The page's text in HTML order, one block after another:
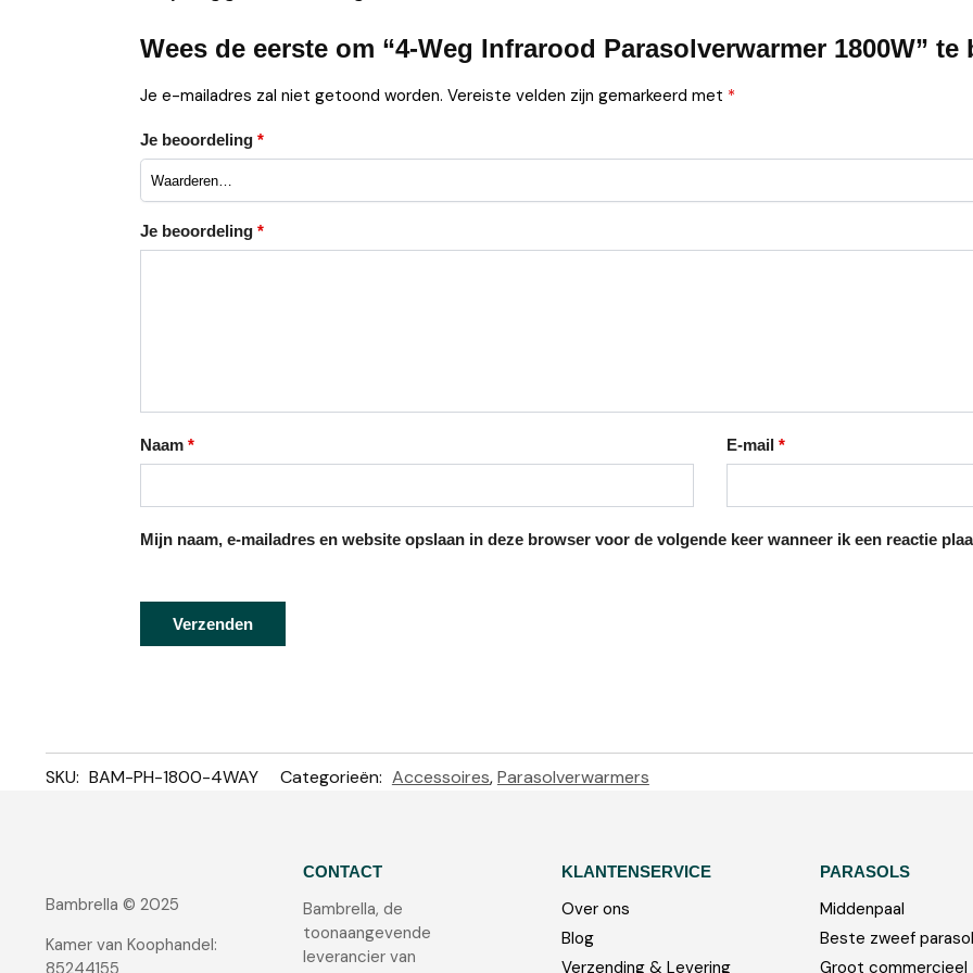
Wees de eerste om “4-Weg Infrarood Parasolverwarmer 1800W” te
Je e-mailadres zal niet getoond worden. Vereiste velden zijn gemarkeerd met *
Je beoordeling *
Je beoordeling *
Naam * E-mail *
Mijn naam, e-mailadres en website opslaan in deze browser voor de volgende keer wanneer ik een reactie
SKU: BAM-PH-1800-4WAY Categorieën: Accessoires,Parasolverwarmers
Bambrella © 2025
Kamer van Koophandel:
85244155
CONTACT
Bambrella, de
toonaangevende
leverancier van
KLANTENSERVICE
Over ons
Blog
Verzending & Levering
PARASOLS
Middenpaal
Beste zweef
Groot commercieel